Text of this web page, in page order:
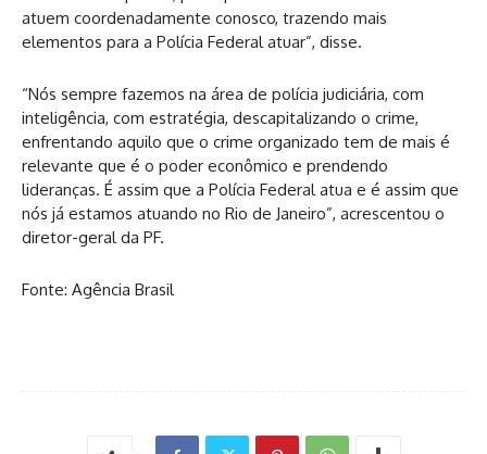
atuem coordenadamente conosco, trazendo mais
elementos para a Polícia Federal atuar”, disse.
“Nós sempre fazemos na área de polícia judiciária, com
inteligência, com estratégia, descapitalizando o crime,
enfrentando aquilo que o crime organizado tem de mais é
relevante que é o poder econômico e prendendo
lideranças. É assim que a Polícia Federal atua e é assim que
nós já estamos atuando no Rio de Janeiro”, acrescentou o
diretor-geral da PF.
Fonte: Agência Brasil